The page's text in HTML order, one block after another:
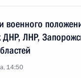
военного
ДНР, ЛНР,
14:50